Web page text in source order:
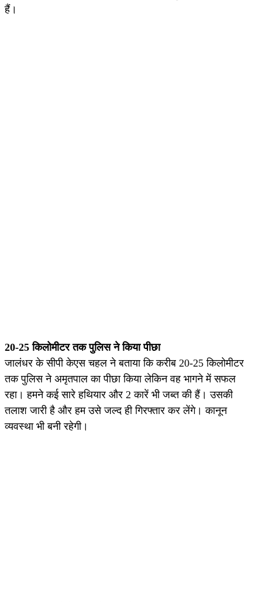
हैं।
20-25 किलोमीटर तक पुलिस ने किया पीछा
जालंधर के सीपी केएस चहल ने बताया कि करीब 20-25 किलोमीटर
तक पुलिस ने अमृतपाल का पीछा किया लेकिन वह भागने में सफल
रहा। हमने कई सारे हथियार और 2 कारें भी जब्त की हैं। उसकी
तलाश जारी है और हम उसे जल्द ही गिरफ्तार कर लेंगे। कानून
व्यवस्था भी बनी रहेगी।